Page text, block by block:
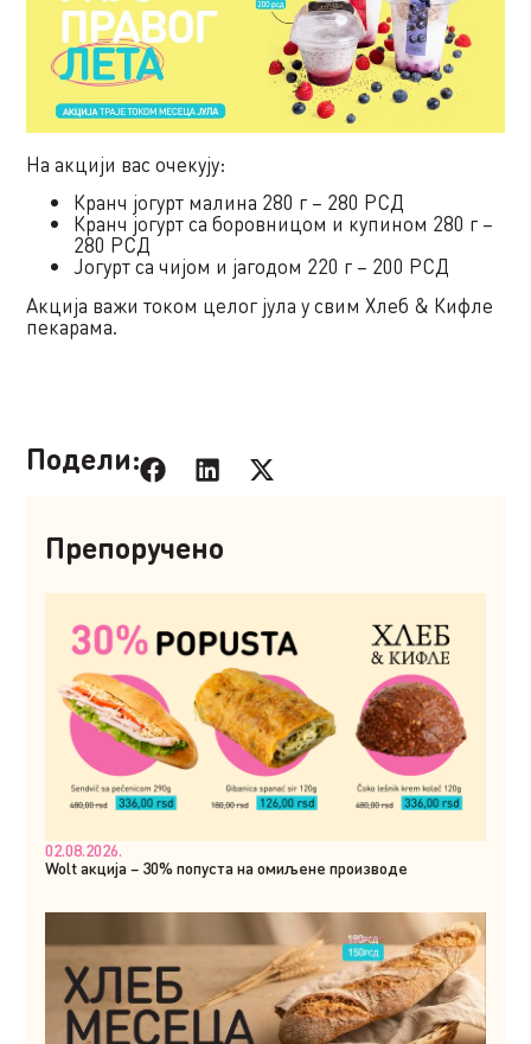
На акцији вас очекују:
Кранч јогурт малина 280 г – 280 РСД
Кранч јогурт са боровницом и купином 280 г –
280 РСД
Јогурт са чијом и јагодом 220 г – 200 РСД
Акција важи током целог јула у свим Хлеб & Кифле
пекарама.
Подели:
Препоручено
02.08.2026.
Wolt акција – 30% попуста на омиљене производе